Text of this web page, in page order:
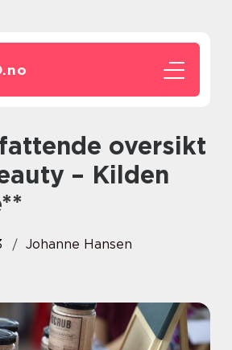
no
oversikt
– Kilden
Johanne Hansen